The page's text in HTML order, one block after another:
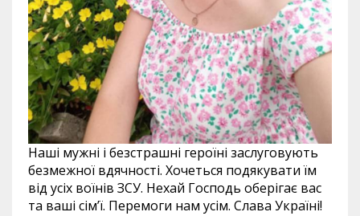
Наші мужні і безстрашні героїні заслуговують
безмежної вдячності. Хочеться подякувати їм
від усіх воїнів ЗСУ. Нехай Господь оберігає вас
та ваші сім’ї. Перемоги нам усім. Слава Україні!